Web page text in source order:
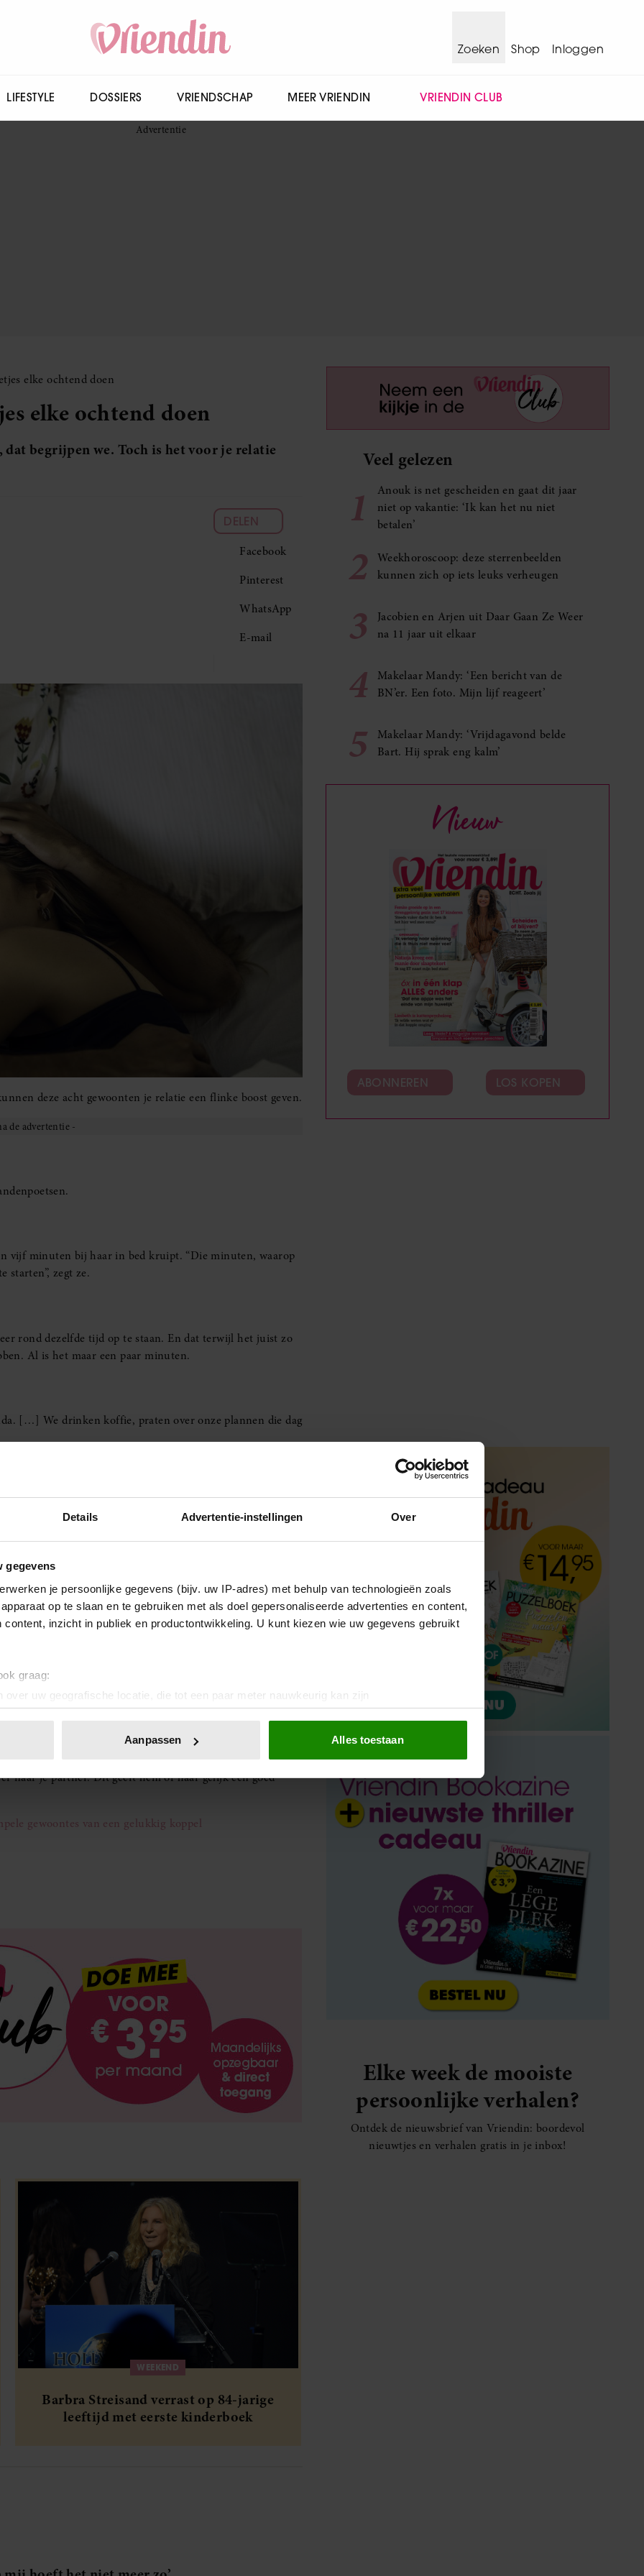
Details Advertentie-instellingen Over
gegevens
je persoonlijke gegevens (bijv. uw IP-adres) met behulp van technologieën zoals
op te slaan en te gebruiken met als doel gepersonaliseerde advertenties en content,
content, inzicht in publiek en productontwikkeling. U kunt kiezen wie uw gegevens gebruikt
graag:
over uw geografische locatie, die tot een paar meter nauwkeurig kan zijn
door het actief te scannen op specifieke eigenschappen (fingerprinting)
of intrekken in de Cookieverklaring.
en advertenties te personaliseren, om functies voor social media te bieden en om ons
Ook delen we informatie over uw gebruik van onze site met onze partners voor social
Deze partners kunnen deze gegevens combineren met andere informatie die u aan ze heeft
op basis van uw gebruik van hun services. U gaat akkoord met onze cookies als u
Aanpassen Alles toestaan
Zoeken
Shop Inloggen
LIFESTYLE DOSSIERS VRIENDSCHAP MEER VRIENDIN VRIENDIN CLUB
elke ochtend doen
elke ochtend doen
begrijpen we. Toch is het voor je relatie
DELEN
Facebook
Pinterest
WhatsApp
E-mail
deze acht gewoonten je relatie een flinke boost geven.
vijf minuten bij haar in bed kruipt. “Die minuten, waarop
starten”, zegt ze.
rond dezelfde tijd op te staan. En dat terwijl het juist zo
Al is het maar een paar minuten.
[…] We drinken koffie, praten over onze plannen die dag
zomer de allerlekkerste ijskoffie
ogen te kijken? Geef elkaar in ieder geval een kus
kleine gebaren kun je je liefde naar elkaar uiten.
benutten. Laat je telefoon ’s ochtends dus even
voor de kinderen. Samenwerken in de ochtend maakt
naar je partner. Dit geeft hem of haar gelijk een goed
gewoontes van een gelukkig koppel
WEEKEND
Barbra Streisand verrast op 84-jarige
leeftijd met eerste kinderboek
Veel gelezen
1
Anouk is net gescheiden en gaat dit jaar
niet op vakantie: ‘Ik kan het nu niet
betalen’
2
Weekhoroscoop: deze sterrenbeelden
kunnen zich op iets leuks verheugen
3
Jacobien en Arjen uit Daar Gaan Ze Weer
na 11 jaar uit elkaar
4
Makelaar Mandy: ‘Een bericht van de
BN’er. Een foto. Mijn lijf reageert’
5
Makelaar Mandy: ‘Vrijdagavond belde
Bart. Hij sprak eng kalm’
Nieuw
ABONNEREN LOS KOPEN
Elke week de mooiste
persoonlijke verhalen?
Ontdek de nieuwsbrief van Vriendin: boordevol
nieuwtjes en verhalen gratis in je inbox!